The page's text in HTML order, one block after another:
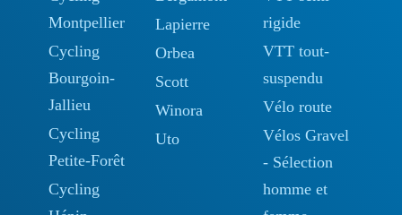
Montpellier
Cycling
Bourgoin-
Jallieu
Cycling
Petite-Forêt
Cycling
Lapierre
Orbea
Scott
Winora
Uto
rigide
VTT tout-
suspendu
Vélo route
Vélos Gravel
- Sélection
homme et